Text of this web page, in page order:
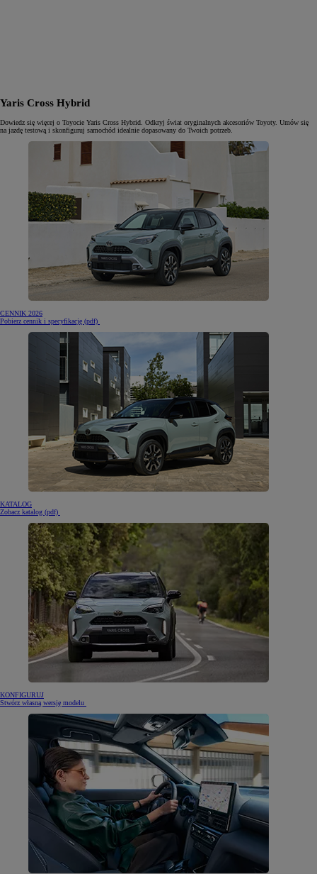
Yaris Cross Hybrid
Dowiedz się więcej o Toyocie Yaris Cross Hybrid. Odkryj świat oryginalnych akcesoriów Toyoty. Umów się
na jazdę testową i skonfiguruj samochód idealnie dopasowany do Twoich potrzeb.
CENNIK 2026
Pobierz cennik i specyfikację (pdf)
KATALOG
Zobacz katalog (pdf)
KONFIGURUJ
Stwórz własną wersję modelu